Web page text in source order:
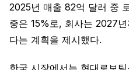
2025년 매출 82억 달러 중
중은 15%로, 회사는 2027
다는 계획을 제시했다.
한국 시장에서는 현대로보